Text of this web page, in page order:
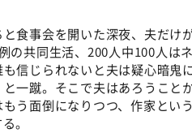
食事会を開いた深夜、夫だけ
の共同生活、200人中100人は
信じられないと夫は疑心暗鬼
一蹴。そこで夫はあろうこと
う面倒になりつつ、作家とい
。